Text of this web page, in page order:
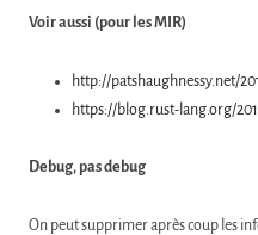
Voir aussi (pour les MIR)
http://patshaughnessy.net/
https://blog.rust-lang.org/
Debug, pas debug
On peut supprimer après coup les